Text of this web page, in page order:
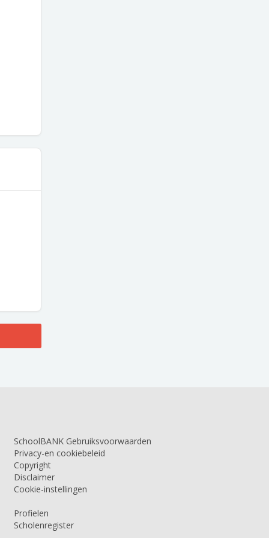
SchoolBANK Gebruiksvoorwaarden
Privacy-en cookiebeleid
Copyright
Disclaimer
Cookie-instellingen
Profielen
Scholenregister